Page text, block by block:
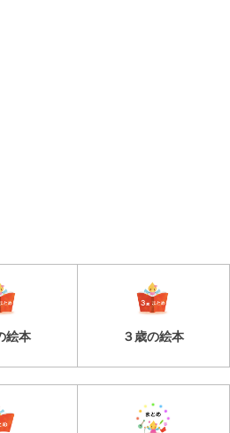
絵本 ３歳の絵本